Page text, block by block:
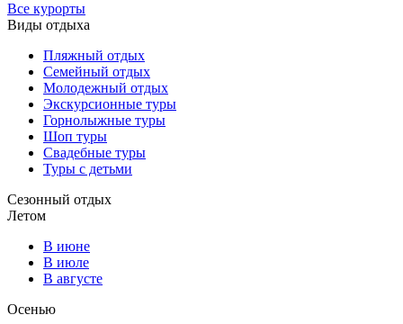
Все курорты
Виды отдыха
Пляжный отдых
Семейный отдых
Молодежный отдых
Экскурсионные туры
Горнолыжные туры
Шоп туры
Свадебные туры
Туры с детьми
Сезонный отдых
Летом
В июне
В июле
В августе
Осенью